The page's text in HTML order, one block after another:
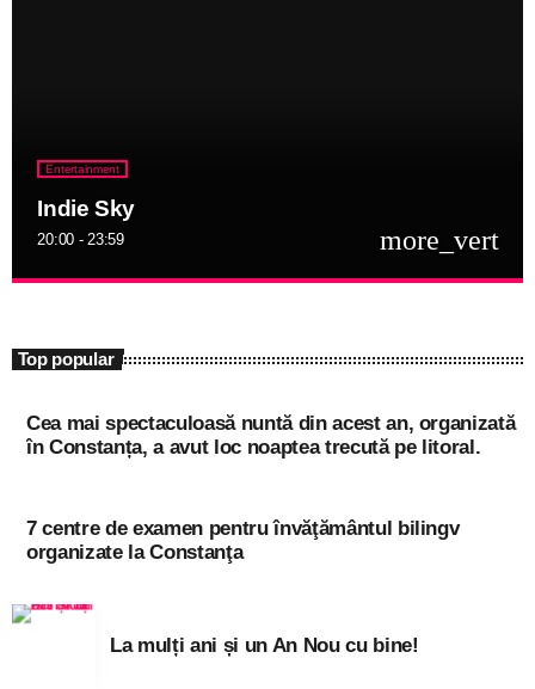
Entertainment
Indie Sky
20:00 - 23:59 more_vert
Top popular
Cea mai spectaculoasă nuntă din acest an, organizată
în Constanța, a avut loc noaptea trecută pe litoral.
7 centre de examen pentru învăţământul bilingv
organizate la Constanţa
La mulți ani și un An Nou cu bine!